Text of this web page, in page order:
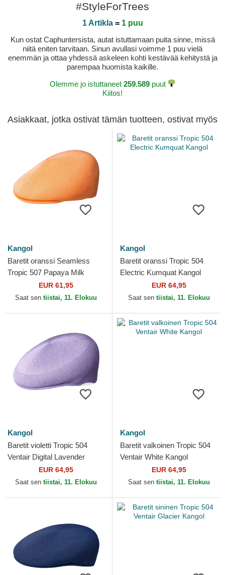
#StyleForTrees
1 Artikla= 1 puu
Kun ostat Caphuntersista, autat istuttamaan puita sinne, missä
niitä eniten tarvitaan. Sinun avullasi voimme 1 puu vielä
enemmän ja ottaa yhdessä askeleen kohti kestävää kehitystä ja
parempaa huomista kaikille.
Olemme jo istuttaneet 259.589 puut
Kiitos!
Asiakkaat, jotka ostivat tämän tuotteen, ostivat myös
Kangol
Baretit oranssi Seamless
Tropic 507 Papaya Milk
EUR 61,95
Saat sen tiistai, 11. Elokuu
Kangol
Baretit oranssi Tropic 504
Electric Kumquat Kangol
EUR 64,95
Saat sen tiistai, 11. Elokuu
Kangol
Baretit violetti Tropic 504
Ventair Digital Lavender
EUR 64,95
Saat sen tiistai, 11. Elokuu
Kangol
Baretit valkoinen Tropic 504
Ventair White Kangol
EUR 64,95
Saat sen tiistai, 11. Elokuu